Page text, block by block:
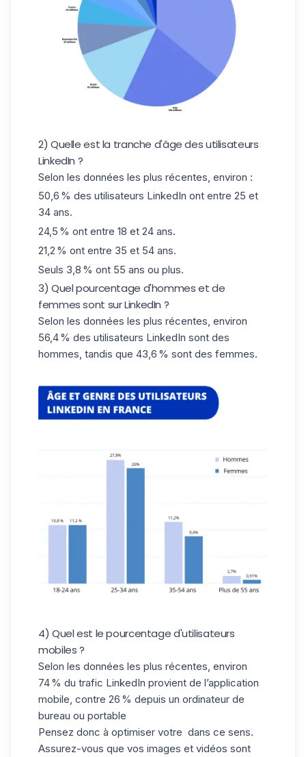
2) Quelle est la tranche d'âge des utilisateurs
LinkedIn ?
Selon les données les plus récentes, environ :
50,6 % des utilisateurs LinkedIn ont entre 25 et
34 ans.
24,5 % ont entre 18 et 24 ans.
21,2 % ont entre 35 et 54 ans.
Seuls 3,8 % ont 55 ans ou plus.
3) Quel pourcentage d'hommes et de
femmes sont sur LinkedIn ?
Selon les données les plus récentes, environ
56,4 % des utilisateurs LinkedIn sont des
hommes, tandis que 43,6 % sont des femmes.
4) Quel est le pourcentage d'utilisateurs
mobiles ?
Selon les données les plus récentes, environ
74 % du trafic LinkedIn provient de l’application
mobile, contre 26 % depuis un ordinateur de
bureau ou portable
Pensez donc à optimiser votre dans ce sens.
Assurez-vous que vos images et vidéos sont